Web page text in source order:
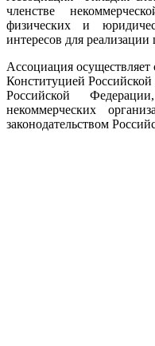
членстве
физических и
интересов для
Ассоциация осуществляет
Конституцией
Российской
некоммерческих
законодательством